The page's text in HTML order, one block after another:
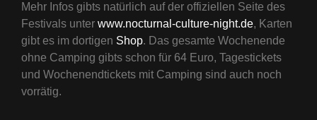
Mehr Infos gibts natürlich auf der offiziellen Seite des
Festivals unter www.nocturnal-culture-night.de, Karten
gibt es im dortigen Shop. Das gesamte Wochenende
ohne Camping gibts schon für 64 Euro, Tagestickets
und Wochenendtickets mit Camping sind auch noch
vorrätig.